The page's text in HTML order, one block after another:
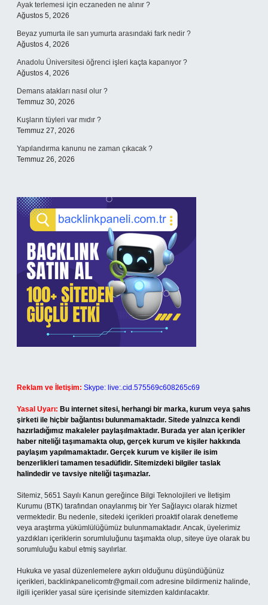
Ayak terlemesi için eczaneden ne alınır ?
Ağustos 5, 2026
Beyaz yumurta ile sarı yumurta arasındaki fark nedir ?
Ağustos 4, 2026
Anadolu Üniversitesi öğrenci işleri kaçta kapanıyor ?
Ağustos 4, 2026
Demans atakları nasıl olur ?
Temmuz 30, 2026
Kuşların tüyleri var mıdır ?
Temmuz 27, 2026
Yapılandırma kanunu ne zaman çıkacak ?
Temmuz 26, 2026
Reklam ve İletişim: Skype: live:.cid.575569c608265c69
Yasal Uyarı: Bu internet sitesi, herhangi bir marka, kurum veya şahıs
şirketi ile hiçbir bağlantısı bulunmamaktadır. Sitede yalnızca kendi
hazırladığımız makaleler paylaşılmaktadır. Burada yer alan içerikler
haber niteliği taşımamakta olup, gerçek kurum ve kişiler hakkında
paylaşım yapılmamaktadır. Gerçek kurum ve kişiler ile isim
benzerlikleri tamamen tesadüfidir. Sitemizdeki bilgiler taslak
halindedir ve tavsiye niteliği taşımazlar.
Sitemiz, 5651 Sayılı Kanun gereğince Bilgi Teknolojileri ve İletişim
Kurumu (BTK) tarafından onaylanmış bir Yer Sağlayıcı olarak hizmet
vermektedir. Bu nedenle, sitedeki içerikleri proaktif olarak denetleme
veya araştırma yükümlülüğümüz bulunmamaktadır. Ancak, üyelerimiz
yazdıkları içeriklerin sorumluluğunu taşımakta olup, siteye üye olarak bu
sorumluluğu kabul etmiş sayılırlar.
Hukuka ve yasal düzenlemelere aykırı olduğunu düşündüğünüz
içerikleri, backlinkpanelicomtr@gmail.com adresine bildirmeniz halinde,
ilgili içerikler yasal süre içerisinde sitemizden kaldırılacaktır.